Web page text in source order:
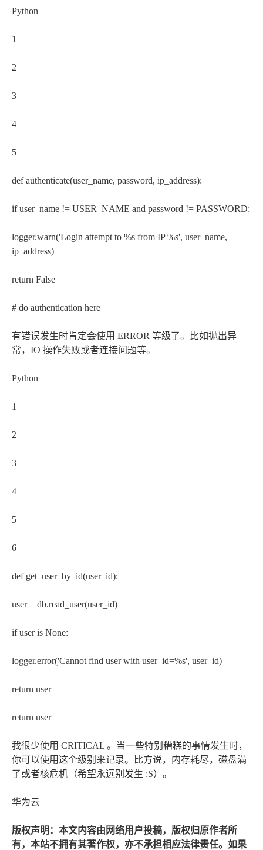
Python
1
2
3
4
5
def authenticate(user_name, password, ip_address):
if user_name != USER_NAME and password != PASSWORD:
logger.warn('Login attempt to %s from IP %s', user_name,
ip_address)
return False
# do authentication here
有错误发生时肯定会使用 ERROR 等级了。比如抛出异
常，IO 操作失败或者连接问题等。
Python
1
2
3
4
5
6
def get_user_by_id(user_id):
user = db.read_user(user_id)
if user is None:
logger.error('Cannot find user with user_id=%s', user_id)
return user
return user
我很少使用 CRITICAL 。当一些特别糟糕的事情发生时，
你可以使用这个级别来记录。比方说，内存耗尽，磁盘满
了或者核危机（希望永远别发生 :S）。
华为云
版权声明：本文内容由网络用户投稿，版权归原作者所
有，本站不拥有其著作权，亦不承担相应法律责任。如果